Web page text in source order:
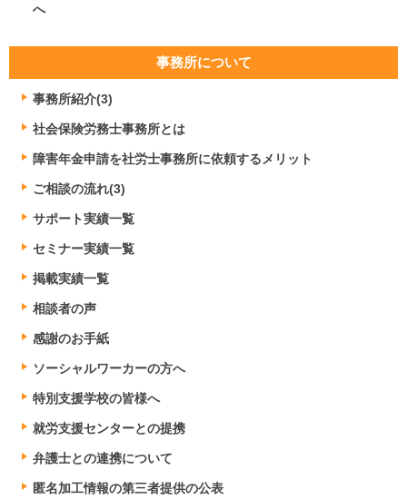
へ
事務所について
事務所紹介(3)
社会保険労務士事務所とは
障害年金申請を社労士事務所に依頼するメリット
ご相談の流れ(3)
サポート実績一覧
セミナー実績一覧
掲載実績一覧
相談者の声
感謝のお手紙
ソーシャルワーカーの方へ
特別支援学校の皆様へ
就労支援センターとの提携
弁護士との連携について
匿名加工情報の第三者提供の公表